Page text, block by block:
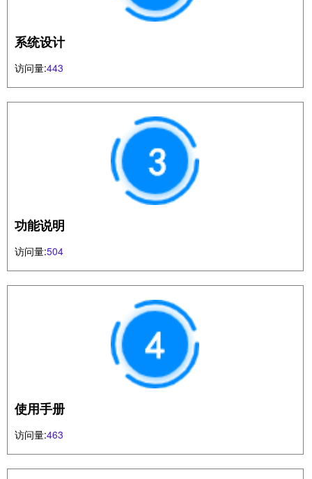
系统设计
访问量:443
功能说明
访问量:504
使用手册
访问量:463